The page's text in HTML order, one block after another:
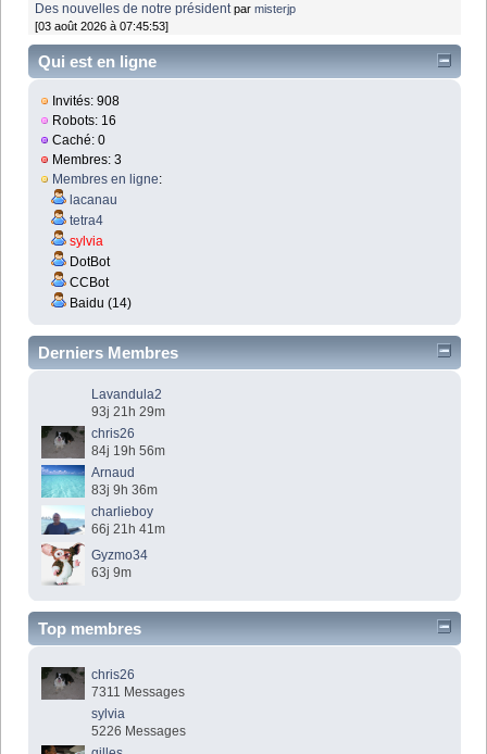
Des nouvelles de notre président parmisterjp
[03 août 2026 à 07:45:53]
Qui est en ligne
Invités: 908
Robots: 16
Caché: 0
Membres: 3
Membres en ligne:
lacanau
tetra4
sylvia
DotBot
CCBot
Baidu (14)
Derniers Membres
Lavandula2
93j 21h 29m
chris26
84j 19h 56m
Arnaud
83j 9h 36m
charlieboy
66j 21h 41m
Gyzmo34
63j 9m
Top membres
chris26
7311 Messages
sylvia
5226 Messages